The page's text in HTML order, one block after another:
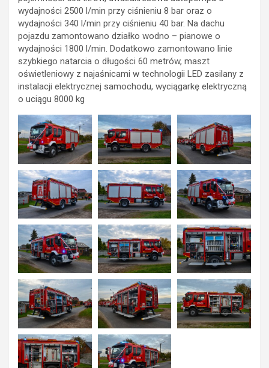
wydajności 2500 l/min przy ciśnieniu 8 bar oraz o
wydajności 340 l/min przy ciśnieniu 40 bar. Na dachu
pojazdu zamontowano działko wodno – pianowe o
wydajności 1800 l/min. Dodatkowo zamontowano linie
szybkiego natarcia o długości 60 metrów, maszt
oświetleniowy z najaśnicami w technologii LED zasilany z
instalacji elektrycznej samochodu, wyciągarkę elektryczną
o uciągu 8000 kg